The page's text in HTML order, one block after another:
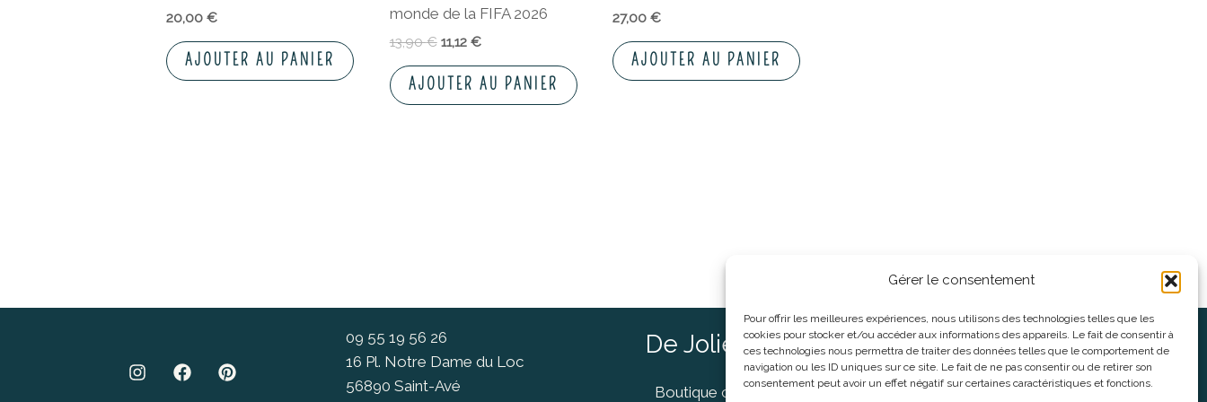
Gérer le consentement
Pour offrir les meilleures expériences, nous utilisons des technologies telles que les
cookies pour stocker et/ou accéder aux informations des appareils. Le fait de consentir à
ces technologies nous permettra de traiter des données telles que le comportement de
navigation ou les ID uniques sur ce site. Le fait de ne pas consentir ou de retirer son
consentement peut avoir un effet négatif sur certaines caractéristiques et fonctions.
20,00€
AJOUTER AU PANIER
monde de la FIFA 2026
13,90€ 11,12 €
AJOUTER AU PANIER
27,00 €
AJOUTER AU PANIER
09 55 19 56 26
16 Pl. Notre Dame du Loc
56890 Saint-Avé
De Jolies Choses
Boutique cadeaux Vannes
Informations légales
CGV